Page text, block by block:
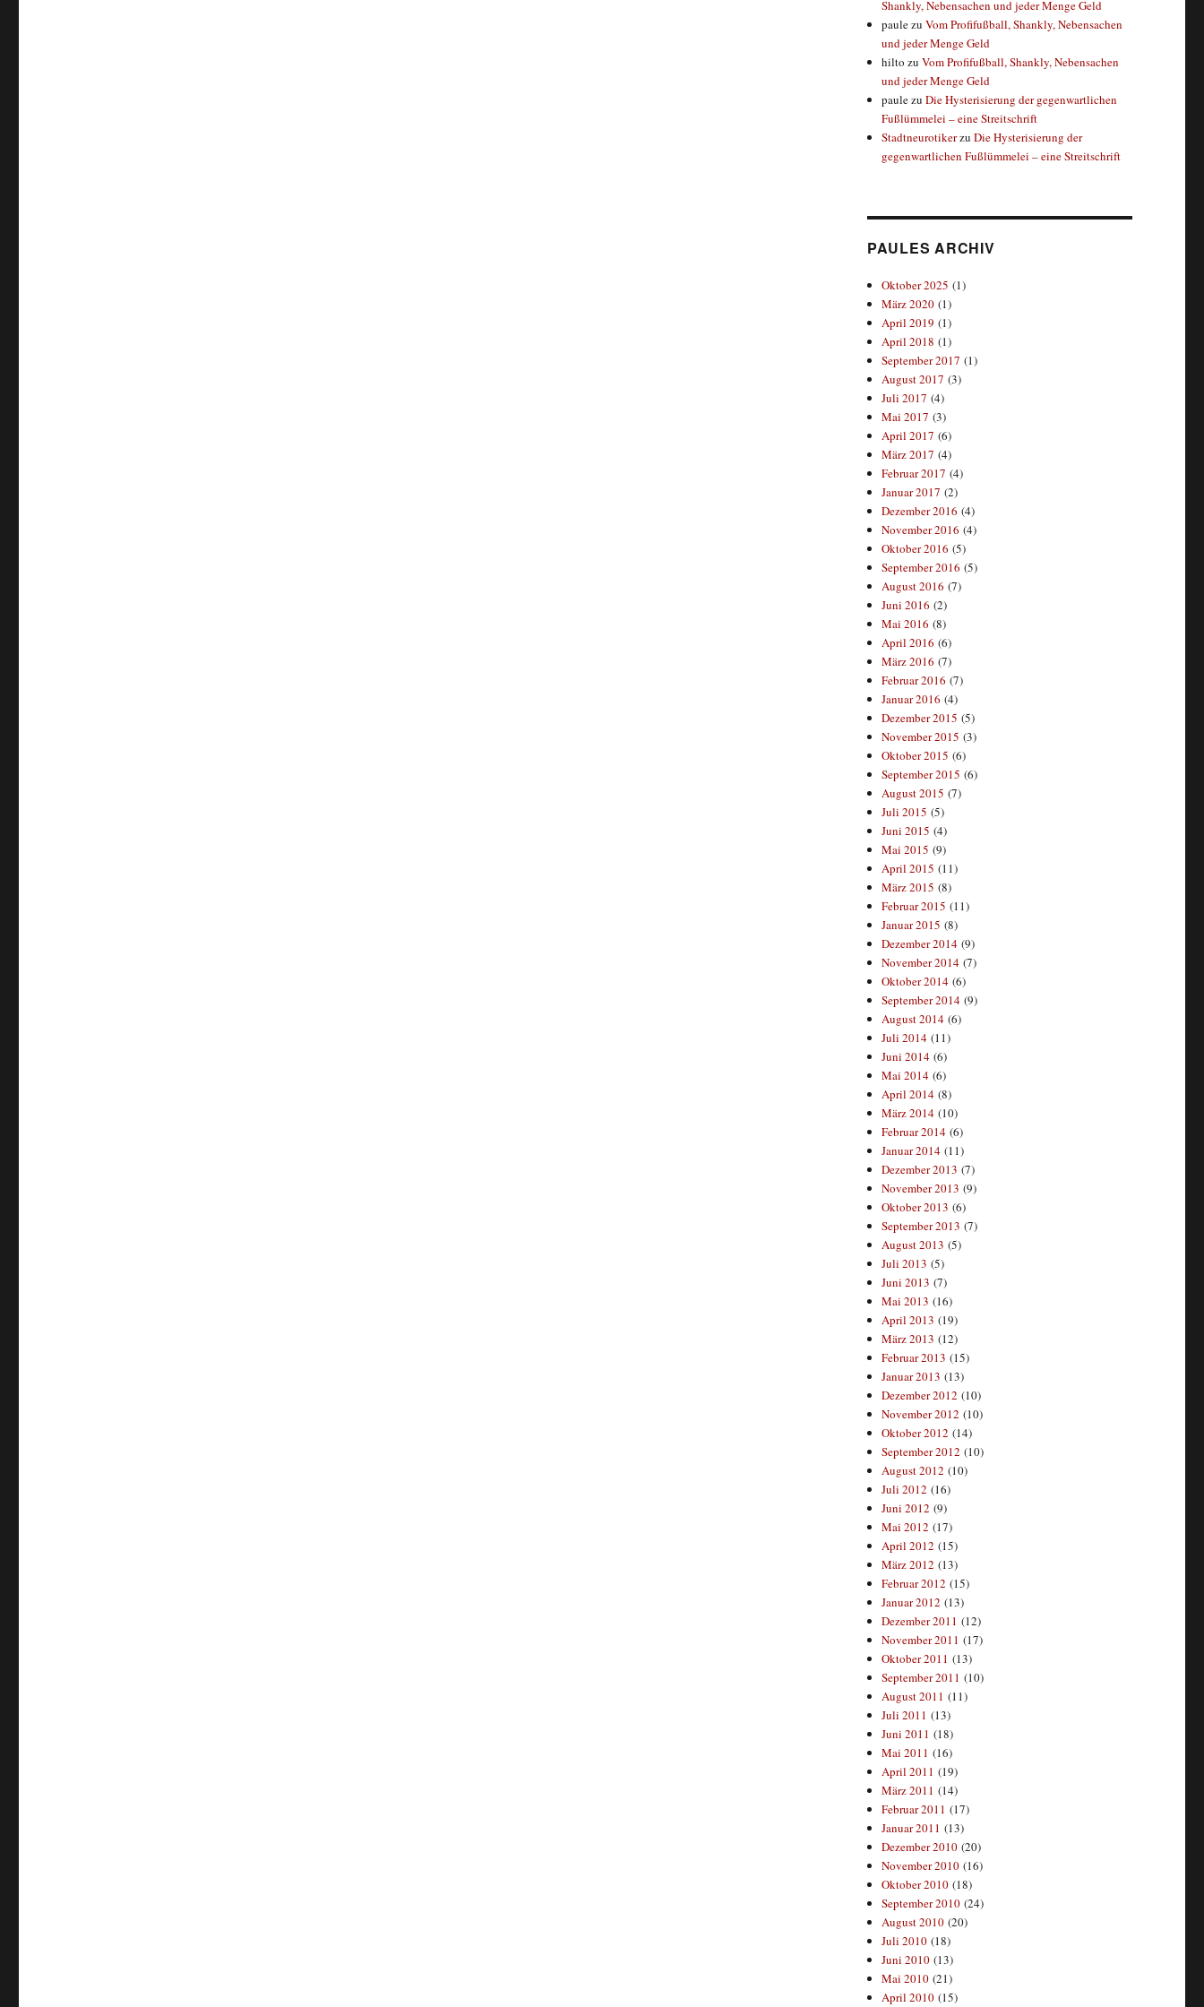
Shankly, Nebensachen und jeder Menge Geld
paulezuVom Profifußball, Shankly, Nebensachen
und jeder Menge Geld
hilto zuVom Profifußball, Shankly, Nebensachen
und jeder Menge Geld
paulezuDie Hysterisierung der gegenwartlichen
Fußlümmelei – eine Streitschrift
StadtneurotikerzuDie Hysterisierung der
gegenwartlichen Fußlümmelei – eine Streitschrift
PAULES ARCHIV
Oktober 2025 (1)
März 2020 (1)
April 2019 (1)
April 2018 (1)
September 2017 (1)
August 2017 (3)
Juli 2017 (4)
Mai 2017 (3)
April 2017 (6)
März 2017 (4)
Februar 2017 (4)
Januar 2017 (2)
Dezember 2016 (4)
November 2016 (4)
Oktober 2016 (5)
September 2016 (5)
August 2016 (7)
Juni 2016 (2)
Mai 2016 (8)
April 2016 (6)
März 2016 (7)
Februar 2016 (7)
Januar 2016 (4)
Dezember 2015 (5)
November 2015 (3)
Oktober 2015 (6)
September 2015 (6)
August 2015 (7)
Juli 2015 (5)
Juni 2015 (4)
Mai 2015 (9)
April 2015 (11)
März 2015 (8)
Februar 2015 (11)
Januar 2015 (8)
Dezember 2014 (9)
November 2014 (7)
Oktober 2014 (6)
September 2014 (9)
August 2014 (6)
Juli 2014 (11)
Juni 2014 (6)
Mai 2014 (6)
April 2014 (8)
März 2014 (10)
Februar 2014 (6)
Januar 2014 (11)
Dezember 2013 (7)
November 2013 (9)
Oktober 2013 (6)
September 2013 (7)
August 2013 (5)
Juli 2013 (5)
Juni 2013 (7)
Mai 2013 (16)
April 2013 (19)
März 2013 (12)
Februar 2013 (15)
Januar 2013 (13)
Dezember 2012 (10)
November 2012 (10)
Oktober 2012 (14)
September 2012 (10)
August 2012 (10)
Juli 2012 (16)
Juni 2012 (9)
Mai 2012 (17)
April 2012 (15)
März 2012 (13)
Februar 2012 (15)
Januar 2012 (13)
Dezember 2011 (12)
November 2011 (17)
Oktober 2011 (13)
September 2011 (10)
August 2011 (11)
Juli 2011 (13)
Juni 2011 (18)
Mai 2011 (16)
April 2011 (19)
März 2011 (14)
Februar 2011 (17)
Januar 2011 (13)
Dezember 2010 (20)
November 2010 (16)
Oktober 2010 (18)
September 2010 (24)
August 2010 (20)
Juli 2010 (18)
Juni 2010 (13)
Mai 2010 (21)
April 2010 (15)